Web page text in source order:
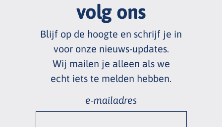
volg ons
Blijf op de hoogte en schrijf je in
voor onze nieuws-updates.
Wij mailen je alleen als we
echt iets te melden hebben.